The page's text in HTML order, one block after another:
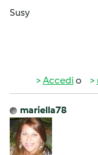
Susy
Accedi o
mariella78